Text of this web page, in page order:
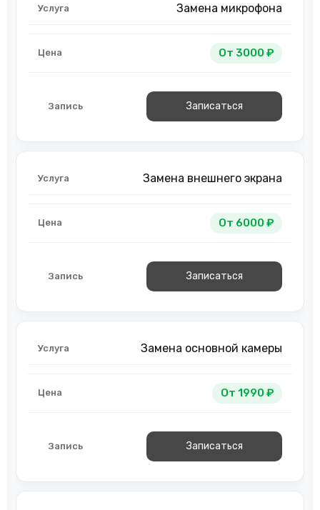
Замена микрофона
От 3000 ₽
Записаться
Замена внешнего экрана
От 6000 ₽
Записаться
Замена основной камеры
От 1990 ₽
Записаться